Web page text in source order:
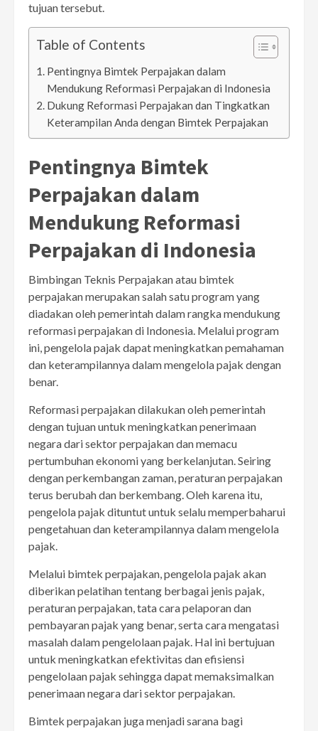
tujuan tersebut.
Table of Contents
Pentingnya Bimtek Perpajakan dalam
Mendukung Reformasi Perpajakan di Indonesia
Dukung Reformasi Perpajakan dan Tingkatkan
Keterampilan Anda dengan Bimtek Perpajakan
Pentingnya Bimtek
Perpajakan dalam
Mendukung Reformasi
Perpajakan di Indonesia
Bimbingan Teknis Perpajakan atau bimtek
perpajakan merupakan salah satu program yang
diadakan oleh pemerintah dalam rangka mendukung
reformasi perpajakan di Indonesia. Melalui program
ini, pengelola pajak dapat meningkatkan pemahaman
dan keterampilannya dalam mengelola pajak dengan
benar.
Reformasi perpajakan dilakukan oleh pemerintah
dengan tujuan untuk meningkatkan penerimaan
negara dari sektor perpajakan dan memacu
pertumbuhan ekonomi yang berkelanjutan. Seiring
dengan perkembangan zaman, peraturan perpajakan
terus berubah dan berkembang. Oleh karena itu,
pengelola pajak dituntut untuk selalu memperbaharui
pengetahuan dan keterampilannya dalam mengelola
pajak.
Melalui bimtek perpajakan, pengelola pajak akan
diberikan pelatihan tentang berbagai jenis pajak,
peraturan perpajakan, tata cara pelaporan dan
pembayaran pajak yang benar, serta cara mengatasi
masalah dalam pengelolaan pajak. Hal ini bertujuan
untuk meningkatkan efektivitas dan efisiensi
pengelolaan pajak sehingga dapat memaksimalkan
penerimaan negara dari sektor perpajakan.
Bimtek perpajakan juga menjadi sarana bagi